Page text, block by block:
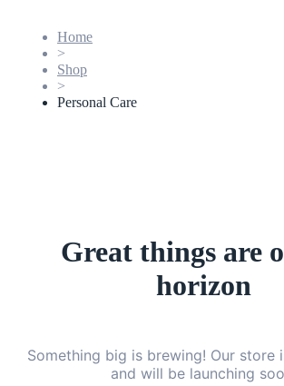
Home
>
Shop
>
Personal Care
Great things are
horizon
Something big is brewing! Our store
and will be launching